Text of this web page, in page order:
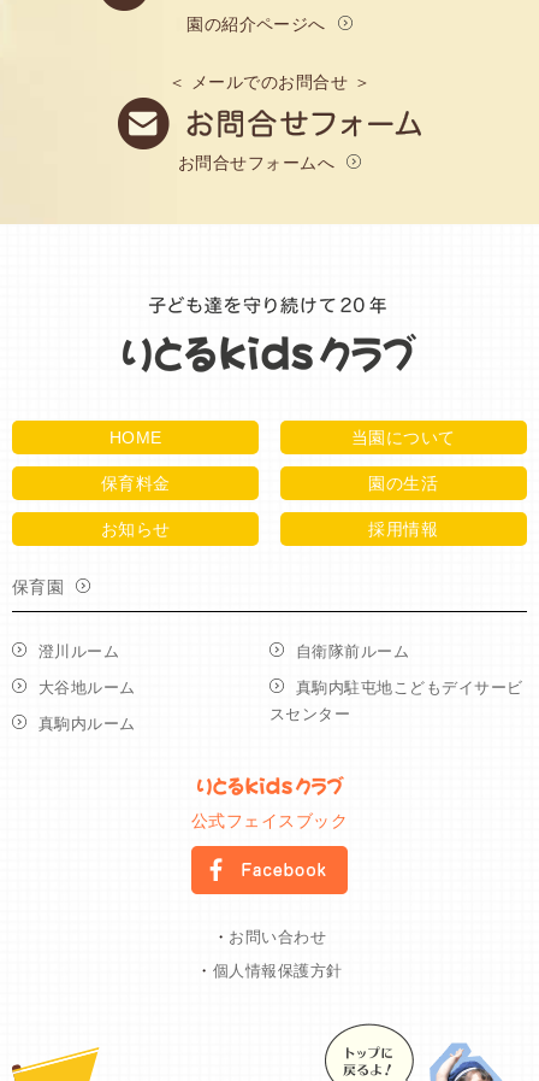
園の紹介ページへ
＜ メールでのお問合せ ＞
お問合せフォームへ
HOME 当園について
保育料金 園の生活
お知らせ 採用情報
保育園
澄川ルーム
大谷地ルーム
真駒内ルーム
自衛隊前ルーム
真駒内駐屯地こどもデイサービ
スセンター
公式フェイスブック
・ お問い合わせ
・ 個人情報保護方針